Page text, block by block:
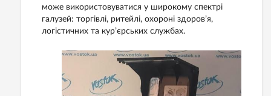
може використовуватися у широкому спектрі
галузей: торгівлі, ритейлі, охороні здоров’я,
логістичних та кур’єрських службах.